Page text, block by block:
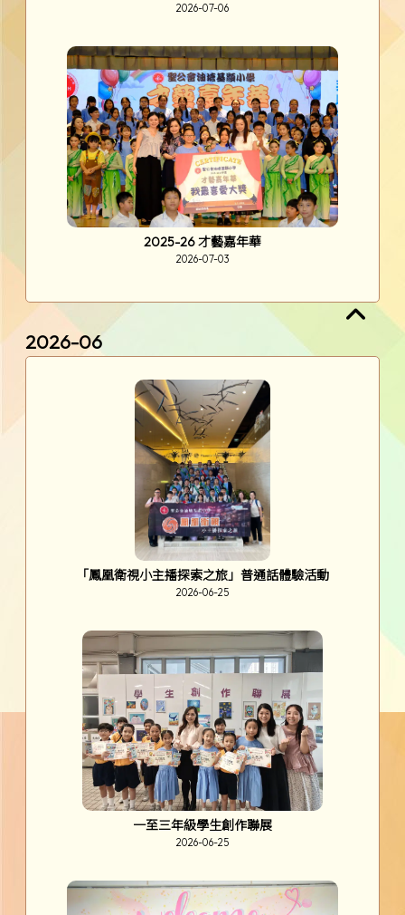
2026-07-06
2025-26 才藝嘉年華
2026-07-03
2026-06
「鳳凰衛視小主播探索之旅」普通話體驗活動
2026-06-25
一至三年級學生創作聯展
2026-06-25